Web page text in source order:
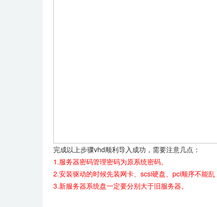
完成以上步骤vhd顺利导入成功，需要注意几点：
1.服务器密码管理密码为原系统密码。
2.安装驱动的时候先装网卡、 scsi硬盘、 pci顺序不能
3.新服务器系统盘一定要分别大于旧服务器。